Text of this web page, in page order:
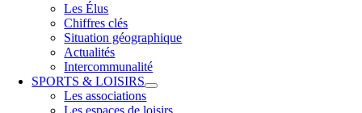
Les Élus
Chiffres clés
Situation géographique
Actualités
Intercommunalité
SPORTS & LOISIRS
Les associations
Les espaces de loisirs